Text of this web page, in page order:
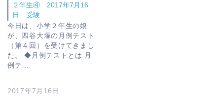
２年生④ 2017年7月16
日 受験
今日は、小学２年生の娘
が、四谷大塚の月例テスト
（第４回）を受けてきまし
た。 ◆月例テストとは 月
例テ…
2017年7月16日